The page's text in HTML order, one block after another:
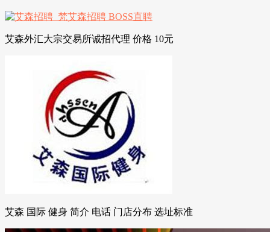
艾森外汇大宗交易所诚招代理 价格 10元
艾森 国际 健身 简介 电话 门店分布 选址标准